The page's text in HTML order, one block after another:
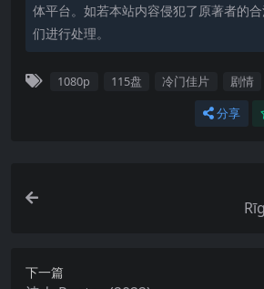
体平台。如若本站内容侵犯了原著者的
们进行处理。
1080p 115盘 冷门佳片 剧情
分享
下一篇